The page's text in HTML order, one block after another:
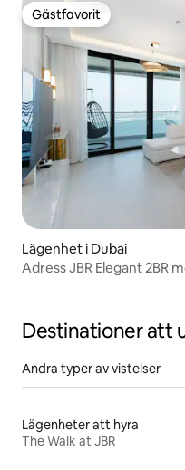
Gästfavorit
Gästfavorit
Lägenhet i Dubai
Adress JBR Elegant 2BR
Destinationer att
Andra typer av vistelser
Lägenheter att hyra
The Walk at JBR